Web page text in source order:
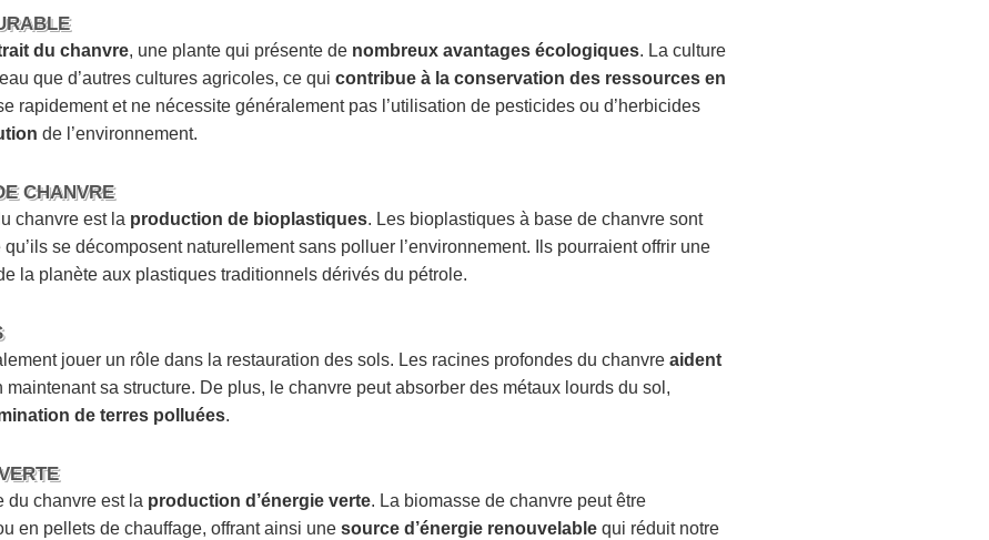
du chanvre, une plante qui présente de nombreux avantages écologiques. La culture
que d’autres cultures agricoles, ce qui contribue à la conservation des ressources en
rapidement et ne nécessite généralement pas l’utilisation de pesticides ou d’herbicides
de l’environnement.
CHANVRE
chanvre est la production de bioplastiques. Les bioplastiques à base de chanvre sont
se décomposent naturellement sans polluer l’environnement. Ils pourraient offrir une
la planète aux plastiques traditionnels dérivés du pétrole.
jouer un rôle dans la restauration des sols. Les racines profondes du chanvre aident
maintenant sa structure. De plus, le chanvre peut absorber des métaux lourds du sol,
de terres polluées.
du chanvre est la production d’énergie verte. La biomasse de chanvre peut être
en pellets de chauffage, offrant ainsi une source d’énergie renouvelable qui réduit notre